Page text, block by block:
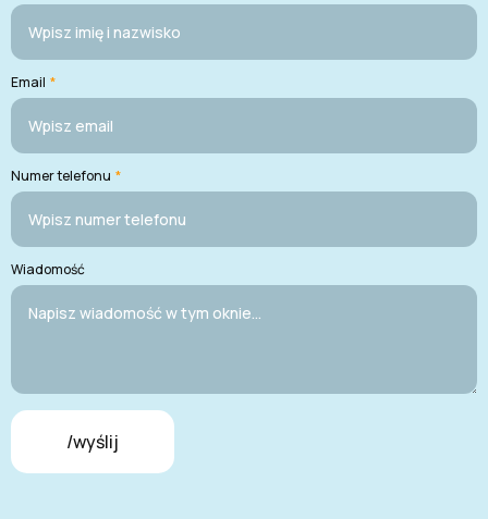
Email *
Numer telefonu *
Wiadomość
/wyślij